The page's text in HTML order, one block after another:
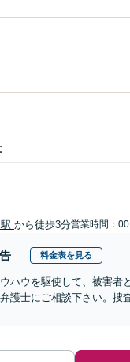
から徒歩3分営業時間：
料金表を見る
ハウを駆使して、被害
護士にご相談下さい。捜